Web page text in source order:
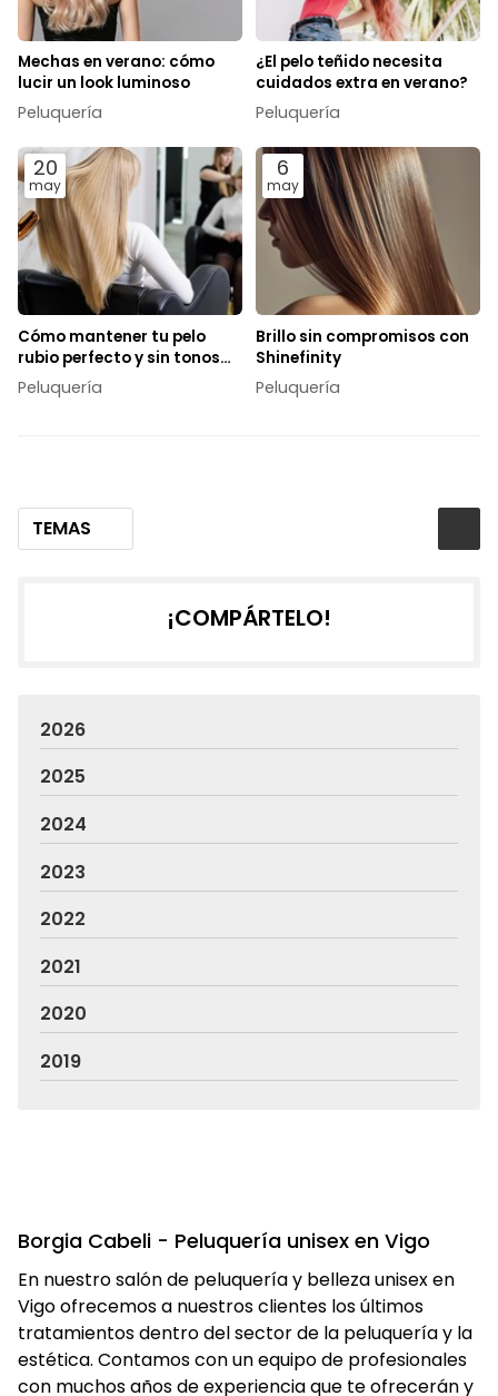
TEMAS
Mechas en verano: cómo
lucir un look luminoso
Peluquería
¿El pelo teñido necesita
cuidados extra en verano?
Peluquería
20
may
Cómo mantener tu pelo
rubio perfecto y sin tonos
anaranjados
Peluquería
6
may
Brillo sin compromisos con
Shinefinity
Peluquería
¡COMPÁRTELO!
2026
2025
2024
2023
2022
2021
2020
2019
Borgia Cabeli - Peluquería unisex en Vigo
En nuestro salón de peluquería y belleza unisex en
Vigo ofrecemos a nuestros clientes los últimos
tratamientos dentro del sector de la peluquería y la
estética. Contamos con un equipo de profesionales
con muchos años de experiencia que te ofrecerán y